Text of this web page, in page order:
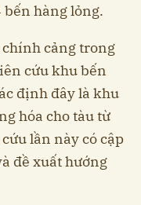
hàng lỏng.
cảng trong
cứu khu bến
định đây là khu
hóa cho tàu từ
lần này có cập
đề xuất hướng